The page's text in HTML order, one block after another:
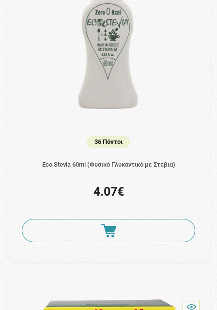
36 Πόντοι
Ecο Stevia 60ml (Φυσικό Γλυκαντικό με Στέβια)
4.07€